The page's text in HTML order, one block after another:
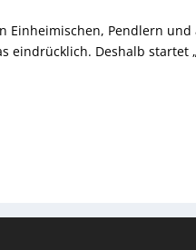
Einheimischen, Pendlern
eindrücklich. Deshalb